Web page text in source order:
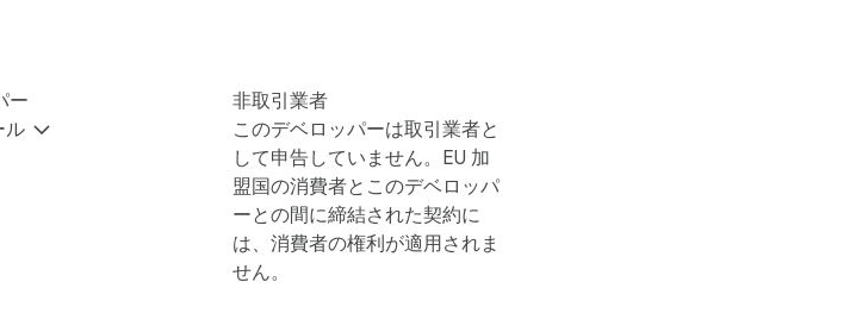
ライトの文脈を理解できます。
。ハイライトは作成と同時にブラウザのローカルストレー
タを再起動したりしても、次にそのページを訪れたとき
ているようなものです。
ー
ル
非取引業者
このデベロッパーは取引業者と
して申告していません。EU 加
盟国の消費者とこのデベロッパ
ーとの間に締結された契約に
は、消費者の権利が適用されま
せん。